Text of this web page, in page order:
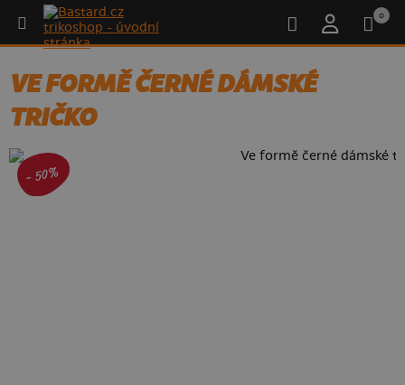
0
VE FORMĚ ČERNÉ DÁMSKÉ
TRIČKO
- 50%